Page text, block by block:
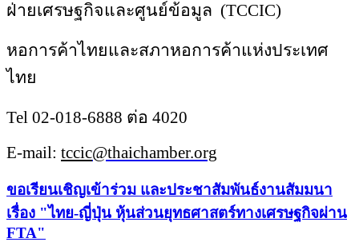
ฝ่ายเศรษฐกิจและศูนย์ข้อมูล (TCCIC)
หอการค้าไทยและสภาหอการค้าแห่งประเทศ
ไทย
Tel 02-018-6888 ต่อ 4020
E-mail: tccic@thaichamber.org
ขอเรียนเชิญเข้าร่วม และประชาสัมพันธ์งานสัมมนา
เรื่อง "ไทย-ญี่ปุ่น หุ้นส่วนยุทธศาสตร์ทางเศรษฐกิจผ่าน
FTA"